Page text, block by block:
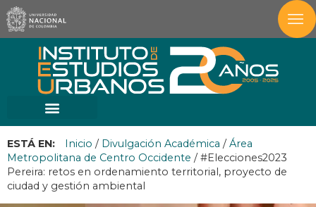
ESTÁ EN: Inicio / Divulgación Académica /Área
Metropolitana de Centro Occidente /#Elecciones2023
Pereira: retos en ordenamiento territorial, proyecto de
ciudad y gestión ambiental